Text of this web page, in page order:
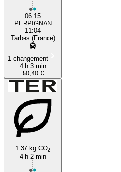
06:15
PERPIGNAN
11:04
Tarbes (France)
1 changement
4 h 3 min
50,40 €
1.37 kg CO2
4 h 2 min